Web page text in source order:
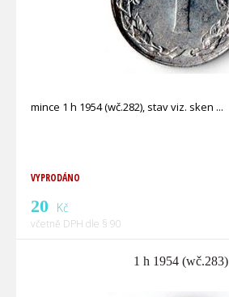
mince 1 h 1954 (wč.282), stav viz. sken
VYPRODÁNO
20 Kč
včetně DPH dle § 90
1 h 1954 (wč.283)